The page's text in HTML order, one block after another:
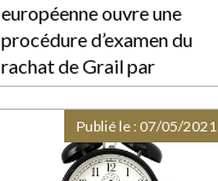
européenne ouvre une
procédure d’examen du
rachat de Grail par
Illumina
Publié le : 07/05/2021